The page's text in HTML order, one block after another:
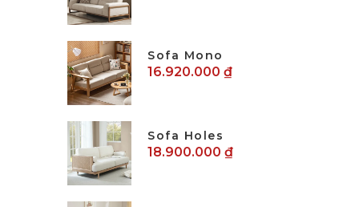
Sofa Mono
16.920.000 ₫
Sofa Holes
18.900.000 ₫